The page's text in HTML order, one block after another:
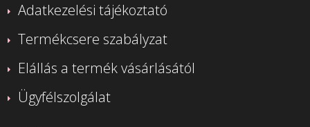
Adatkezelési tájékoztató
Termékcsere szabályzat
Elállás a termék vásárlásától
Ügyfélszolgálat